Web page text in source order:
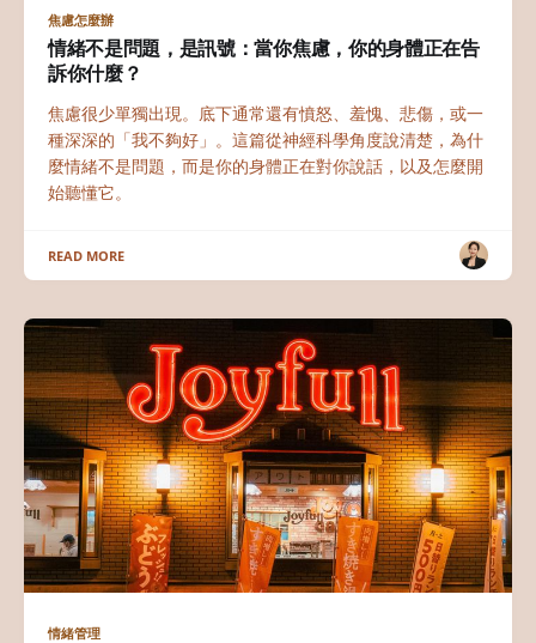
焦慮怎麼辦
情緒不是問題，是訊號：當你焦慮，你的身體正在告
訴你什麼？
焦慮很少單獨出現。底下通常還有憤怒、羞愧、悲傷，或一
種深深的「我不夠好」。這篇從神經科學角度說清楚，為什
麼情緒不是問題，而是你的身體正在對你說話，以及怎麼開
始聽懂它。
READ MORE
情緒管理